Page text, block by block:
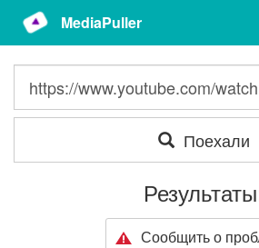
MediaPuller
Поехали
Сообщить о